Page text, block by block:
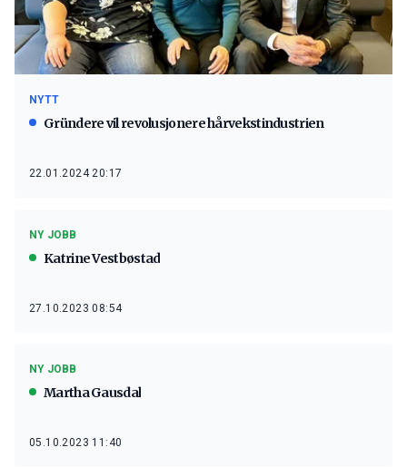
NYTT
Gründere vil revolusjonere hårvekstindustrien
22.01.2024 20:17
NY JOBB
Katrine Vestbøstad
27.10.2023 08:54
NY JOBB
Martha Gausdal
05.10.2023 11:40